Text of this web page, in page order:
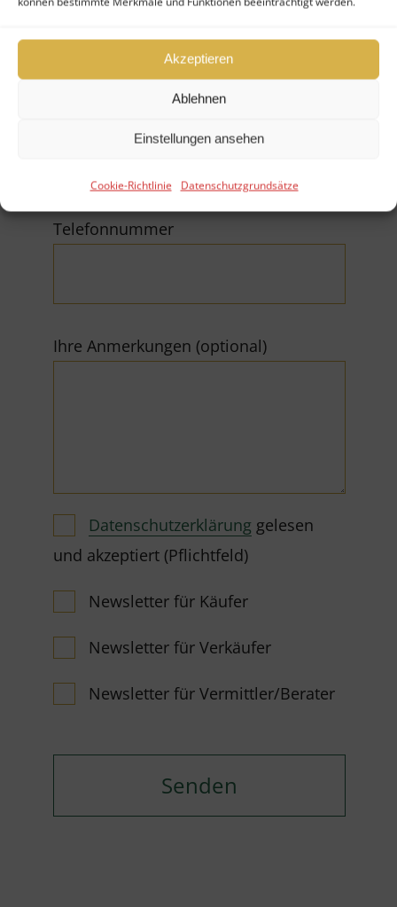
Akzeptieren
Ablehnen
Einstellungen ansehen
Cookie-Richtlinie Datenschutzgrundsätze
Telefonnummer
Ihre Anmerkungen (optional)
Datenschutzerklärung gelesen
und akzeptiert (Pflichtfeld)
Newsletter für Käufer
Newsletter für Verkäufer
Newsletter für Vermittler/Berater